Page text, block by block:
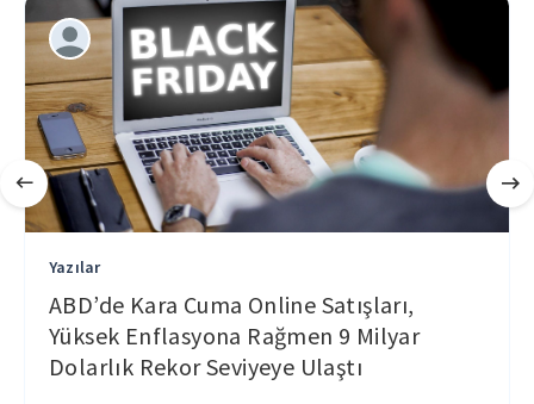
Yazılar
ABD’de Kara Cuma Online Satışları,
Yüksek Enflasyona Rağmen 9 Milyar
Dolarlık Rekor Seviyeye Ulaştı